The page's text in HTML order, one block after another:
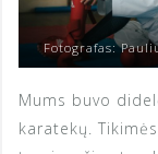
Fotografas:
Mums buvo
karatekų.